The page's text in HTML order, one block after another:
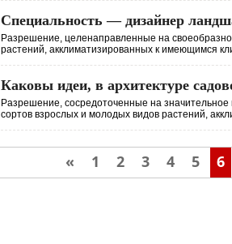
Специальность — дизайнер
Разрешение, целенаправленные на
растений, акклиматизированных к имеющимся
Каковы идеи, в архитектуре
Разрешение, сосредоточенные на
сортов взрослых и молодых видов растений,
« 1 2 3 4 5 6